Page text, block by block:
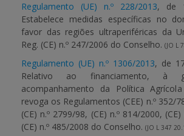
APOIO AO BENEFICIÁRIO
Regulamento (UE) n.º 228/2013, de
Estabelece medidas específicas no
favor das regiões ultraperiféricas da
Reg. (CE) n.º 247/2006 do Conselho. (JO L
Regulamento (UE) n.º 1306/2013, de
Relativo ao financiamento,
acompanhamento da Política
revoga os Regulamentos (CEE) n.º 352/
(CE) n.º 2799/98, (CE) n.º 814/2000,
(CE) n.º 485/2008 do Conselho. (JO L 347